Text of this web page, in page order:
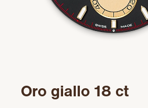
Oro giallo 18 ct